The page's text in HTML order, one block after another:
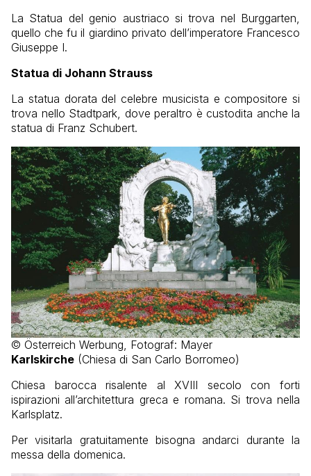
La Statua del genio austriaco si trova nel Burggarten,
quello che fu il giardino privato dell’imperatore Francesco
Giuseppe I.
Statua di Johann Strauss
La statua dorata del celebre musicista e compositore si
trova nello Stadtpark, dove peraltro è custodita anche la
statua di Franz Schubert.
© Österreich Werbung, Fotograf: Mayer
Karlskirche (Chiesa di San Carlo Borromeo)
Chiesa barocca risalente al XVIII secolo con forti
ispirazioni all’architettura greca e romana. Si trova nella
Karlsplatz.
Per visitarla gratuitamente bisogna andarci durante la
messa della domenica.